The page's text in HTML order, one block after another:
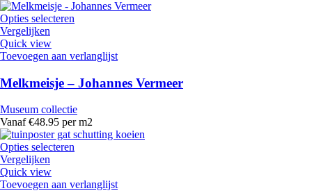
Opties selecteren
Vergelijken
Quick view
Toevoegen aan verlanglijst
Melkmeisje – Johannes Vermeer
Museum collectie
Vanaf €48.95 per m2
Opties selecteren
Vergelijken
Quick view
Toevoegen aan verlanglijst